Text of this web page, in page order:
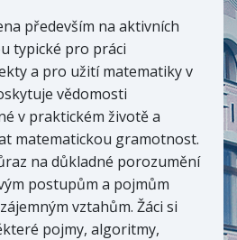
především na aktivních
typické pro práci
a pro užití matematiky v
vědomosti
v praktickém životě a
matematickou gramotnost.
na důkladné porozumění
postupům a pojmům
vztahům. Žáci si
pojmy, algoritmy,